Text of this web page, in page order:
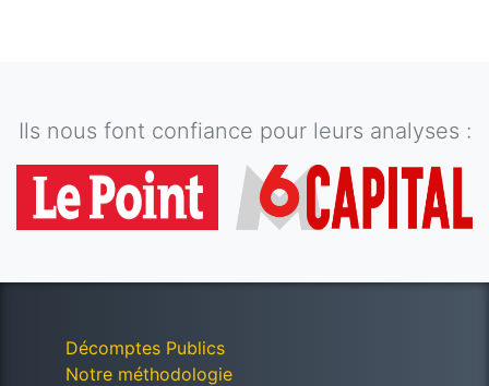
Ils nous font confiance pour leurs analyses :
Décomptes Publics
Notre méthodologie